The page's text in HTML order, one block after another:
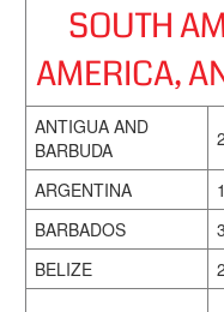
SOUTH
AMERICA,
ANTIGUA AND
BARBUDA
2
ARGENTINA
BARBADOS
3
BELIZE
2